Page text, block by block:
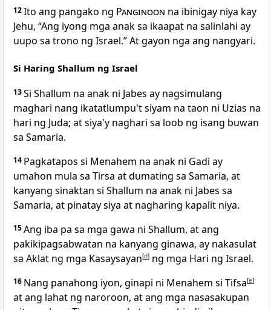
12Ito ang pangako ng Panginoon na ibinigay niya kay
Jehu, “Ang iyong mga anak sa ikaapat na salinlahi ay
uupo sa trono ng Israel.” At gayon nga ang nangyari.
Si Haring Shallum ng Israel
13Si Shallum na anak ni Jabes ay nagsimulang
maghari nang ikatatlumpu't siyam na taon ni Uzias na
hari ng Juda; at siya'y naghari sa loob ng isang buwan
sa Samaria.
14 Pagkatapos si Menahem na anak ni Gadi ay
umahon mula sa Tirsa at dumating sa Samaria, at
kanyang sinaktan si Shallum na anak ni Jabes sa
Samaria, at pinatay siya at nagharing kapalit niya.
15Ang iba pa sa mga gawa ni Shallum, at ang
pakikipagsabwatan na kanyang ginawa, ay nakasulat
sa Aklat ng mga Kasaysayan[d] ng mga Hari ng Israel.
16 Nang panahong iyon, ginapi ni Menahem si Tifsa[e]
at ang lahat ng naroroon, at ang mga nasasakupan